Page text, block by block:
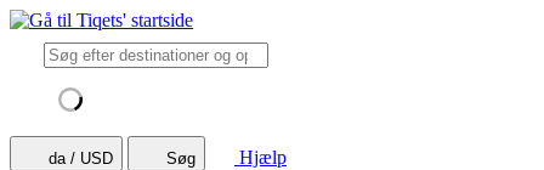
da / USD Søg
Hjælp